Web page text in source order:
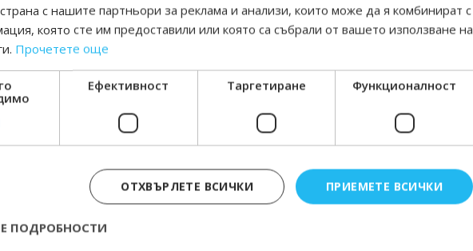
Culinary Academy са предпочитана възможност за
на своите ученици не само теоретични знания, но и
среда. Много училища, които предлагат специалности в
туризма, изразяват голям интерес към този тип лагери
и да мотивират учениците да развият страстта
с нашите партньори за реклама и анализи, които може да я комбинират с
която сте им предоставили или която са събрали от вашето използване на
Прочетете още
Ефективност Таргетиране Функционалност
ПРИЕМЕТЕ ВСИЧКИ
ОТХВЪРЛЕТЕ ВСИЧКИ
ПОДРОБНОСТИ